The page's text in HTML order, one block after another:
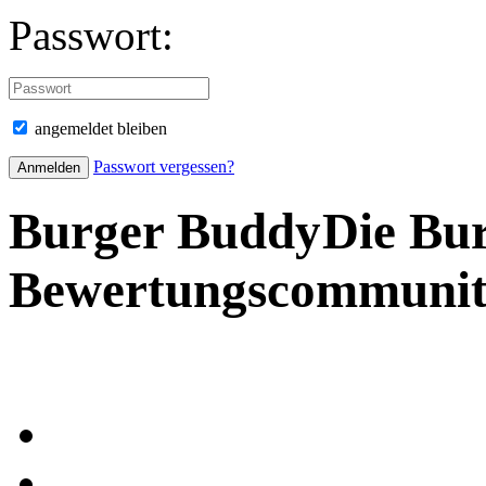
Passwort:
angemeldet bleiben
Passwort vergessen?
Burger BuddyDie